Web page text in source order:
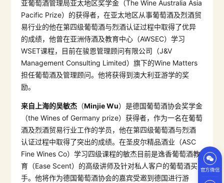
亚葡萄酒管理局亚太地区奖学金（The Wine Australia Asia
Pacific Prize）的获得者，在亚太地区从事葡萄酒及烈酒贸
易行业的他在第四级葡萄酒与烈酒认证过程中取得了优异
的成绩，他曾在亚洲侍酒及教育中心（AWSEC）学习
WSET课程，目前在骏恩管理顾问有限公司（J&V
Management Consulting Limited）旗下的Wine Matters
担任葡萄酒及管理顾问。他将获得到澳大利亚游学的奖
励。
来自上海的吴敏杰 （Minjie Wu）是德国葡萄酒协会奖学金
（the Wines of Germany prize）获得者，作为一名在葡萄
酒及烈酒贸易行业工作的学员，他在第四级葡萄酒与烈酒
认证过程中取得了突出的成绩。在圣皮尔精品酒业（ASC
Fine Wines Co）学习四级课程的敏杰目前是逸香葡萄酒教
育（Ease Scent）的高级讲师及针对私人客户的葡萄酒买
手。他将作为德国葡萄酒协会的嘉宾受邀到德国进行游
官方微信